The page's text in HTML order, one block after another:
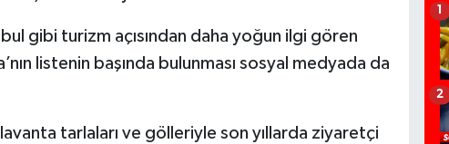
gibi turizm açısından daha yoğun ilgi gören
listenin başında bulunması sosyal medyada da
tarlaları ve gölleriyle son yıllarda ziyaretçi
1
2